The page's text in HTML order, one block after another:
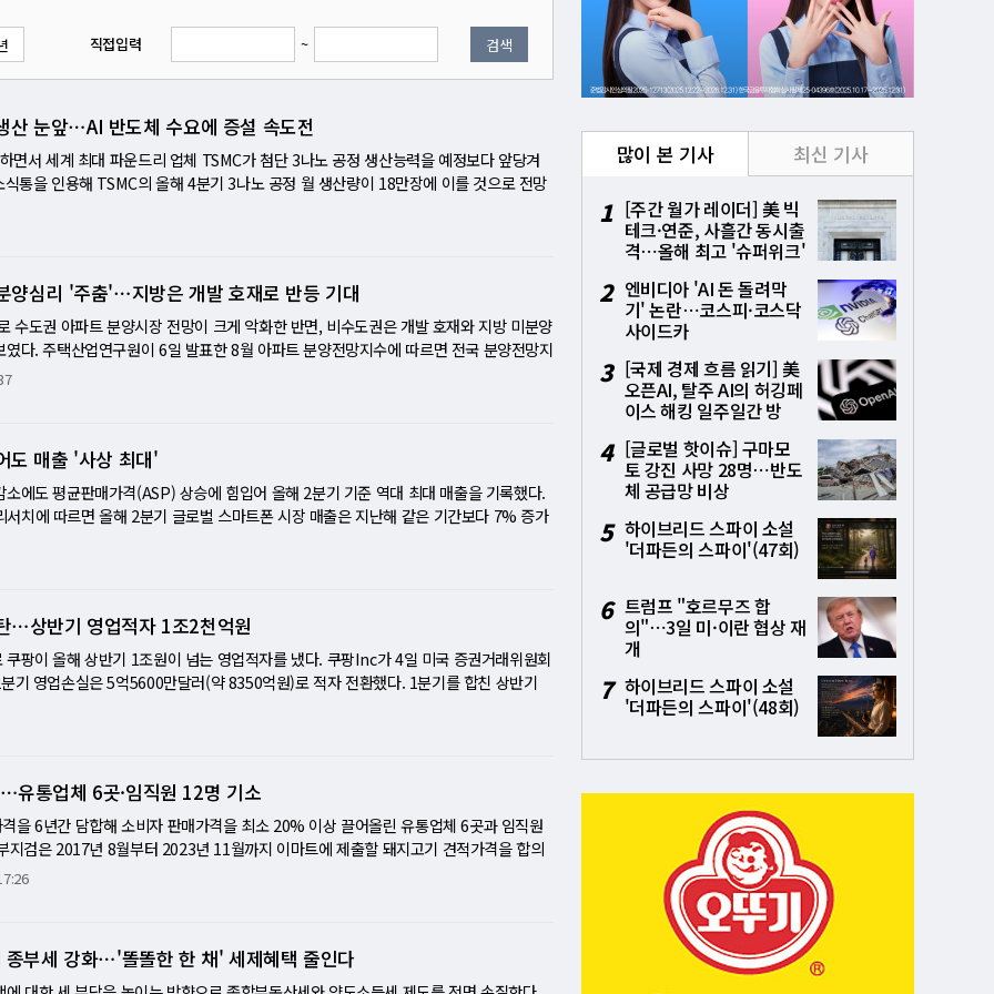
직접입력 ~ 검색
산 눈앞⋯AI 반도체 수요에 증설 속도전
면서 세계 최대 파운드리 업체 TSMC가 첨단 3나노 공정 생산능력을 예정보다 앞당겨
통을 인용해 TSMC의 올해 4분기 3나노 공정 월 생산량이 18만장에 이를 것으로 전망
나노로 전환한 데 따른 것으로, 당초 예상보다 2∼3개월 빠른 증산이 이뤄질 것으로 분
산량이 40만장을 넘어설 것으로 관측된다. TSMC는 AI 칩 수요가 데이터센터를 넘어 스
행차까지 확산되면서 2029~2030년 수주 물량도 이미 확보했다고 밝혔다. [미니해설] AI
나노 증설로 '초격차' 가속 세계 최대 파운드리 기업 TSMC가 인공지능(AI) 반도체 수
생산능력 확대에 속도를 내고 있다. 3나노 공정은 물론 차세대 2나노 공정까지 공격적
공급망의 주도권을 더욱 강화하는 모습이다. 시장에서는 이번 생산능력 확대가 단순
배경은 명확하다. 엔비디아와 AMD, 브로드컴 등 AI 반도체 기업들의 주문이 예상보다
피해졌기 때문이다. TSMC는 이에 대응하기 위해 일부 5나노 생산라인을 3나노 공정
단 공정 증설은 신규 공장 건설에 수년이 걸리지만 기존 장비를 활용한 생산라인 전환을
. 시장에서는 AI 서버용 GPU와 AI 가속기 공급 부족 현상이 당분간 이어질 가능성이 높
…첨단 공정 경쟁 심화 TSMC의 전략은 3나노에 그치지 않는다. 2나노 공정 역시 올
국 애리조나 공장과 일본 구마모토 공장까지 본격 가동되면 공급 능력은 더욱 확대된다.
반기, 애리조나 공장은 내년 하반기, 일본 공장은 2028년 양산을 목표로 하고 있다. TSM
히며 지정학적 리스크 분산과 고객 대응력을 동시에 강화하고 있다. AI 수요, 데이터센
번 증설을 가능하게 하는 핵심 동력은 AI 시장의 폭발적인 성장이다. 초기에는 데이터센
근에는 스마트폰과 자동차, 휴머노이드 로봇까지 AI 칩 적용 범위가 빠르게 확대되고
분기 빠르게 테이프아웃에 성공한 것으로 알려졌다. 향후 AI6.5 칩은 미국 애리조나 공
제…AI 시대 파운드리 경쟁 본격화 TSMC는 지난 2분기 실적 발표에서도 AI 칩 수요가
밝힐 정도로 강한 자신감을 나타냈다. 이를 반영해 올해 자본지출 계획도 기존 500억
폭 상향했다. 이는 첨단 공정 생산능력을 더욱 확대하겠다는 의지를 보여준다. 반면 삼
는 만큼 첨단 공정 경쟁력과 안정적인 수율 확보가 파운드리 시장의 승부를 좌우할 핵
이클이 장기화하는 가운데 TSMC의 공격적인 증설은 단순한 생산 확대를 넘어 글로벌
양심리 '주춤'⋯지방은 개발 호재로 반등 기대
수도권 아파트 분양시장 전망이 크게 악화한 반면, 비수도권은 개발 호재와 지방 미분양
다. 주택산업연구원이 6일 발표한 8월 아파트 분양전망지수에 따르면 전국 분양전망지
를 기록했다. 수도권은 102.5에서 88.5로 14.0포인트 하락한 반면, 비수도권은 84.4에
규제 강화에 따른 풍선효과 기대가 반영됐다고 분석했다. 다만 전국 분양전망지수는 여
반의 회복을 낙관하기는 이르다고 평가했다. [미니해설] 수도권은 식고 지방은 살아났
내 아파트 분양시장 전망이 지역별로 뚜렷하게 엇갈리고 있다. 수도권은 금리 인상과
격탄을 맞으며 기대심리가 크게 위축된 반면, 지방은 개발 호재와 미분양 대책 기대감이
. 주택산업연구원이 발표한 8월 아파트 분양전망지수는 전국 기준 93.2로 전월보다 5.6
102.5에서 88.5로 14포인트 급락했다. 서울은 114.3에서 97.3으로 17포인트 떨어졌
93.1에서 80.6으로 하락했다. 불과 한 달 전까지만 해도 수도권은 전국에서 가장 높은
르게 반전됐다. 가장 큰 원인은 금융환경 변화다. 한국은행의 기준금리 인상과 추가 긴
비용이 높아졌고, 수도권 일부 지역의 규제지역 확대에 따른 주택담보대출비율(LTV) 강
위축시키고 있다. 여기에 정부의 세제 개편안 발표로 부동산 보유세와 양도세 부담에
권 분양전망지수는 84.4에서 94.2로 상승했다. 지역별로는 제주가 68.8에서 100.0으로
는 111.1, 경북은 106.7까지 올라 기준선을 넘어섰다. 경남 역시 100.0을 기록하며 긍
순한 심리 회복이라기보다 지역별 개발사업에 대한 기대가 반영된 결과로 풀이된다. 영
센터 투자 확대, 일부 지역의 신규 아파트 공급 부족에 따른 전세난, 수도권 규제 강화
으로 작용했다. 정부가 추진하는 지방 미분양 해소 대책 역시 사업자들의 기대를 높인
격을 비롯한 건설 원가 상승이 지속되면서 분양가 인상 압력이 커지고 있기 때문이다.
도 매출 '사상 최대'
에도 평균판매가격(ASP) 상승에 힘입어 올해 2분기 기준 역대 최대 매출을 기록했다.
치에 따르면 올해 2분기 글로벌 스마트폰 시장 매출은 지난해 같은 기간보다 7% 증가
은 줄었지만 평균판매가격은 17% 오른 400달러로 2분기 기준 사상 최고치를 나타냈
9% 증가했으며 북미와 중동·아프리카 시장에서도 성장세를 이어갔다. 반면 샤오미는
감소했고, 오포와 비보도 평균판매가격 상승에도 출하량 감소 영향으로 매출이 각각
서치는 메모리 가격 상승과 공급 부족이 이어지면서 하반기에도 프리미엄 중심의 판매
될 것으로 전망했다. [미니해설] 출하량은 줄었는데 매출은 사상 최대…스마트폰 시장
장이 새로운 국면에 들어섰다. 과거에는 출하량이 늘어야 매출도 증가하는 것이 일반적
. 반면 출하량은 감소했다. 매출 증가를 이끈 것은 평균판매가격(ASP)이다. 평균판매
상승하며 2분기 기준 역대 최고치를 기록했다. 메모리 가격 급등에 제조사 가격 인
격 상승의 가장 큰 배경은 메모리 반도체 가격 급등이다. D램과 낸드플래시 가격이 올
폰 제조사들의 원가 부담도 커졌다. 업체들은 이를 흡수하기보다 제품 가격을 인상하거
방식으로 대응했다. 여기에 인공지능(AI) 기능이 스마트폰의 핵심 경쟁력으로 자리 잡
히려 확대되는 결과가 나타난 것이다. 애플, 가격 유지 전략으로 최대 수혜 가장 큰 수혜
점유율 49%를 기록하며 사실상 시장 절반을 차지했다. 매출은 전년보다 22% 증가했
⋯상반기 영업적자 1조2천억원
팡이 올해 상반기 1조원이 넘는 영업적자를 냈다. 쿠팡Inc가 4일 미국 증권거래위원회
기 영업손실은 5억5600만달러(약 8350억원)로 적자 전환했다. 1분기를 합친 상반기
1895억원)에 달했다. 2분기 적자는 월가 전망치를 약 20% 웃돌며 뉴욕증시 상장 이후
으로 기대했다. [미니해설] '계획된 적자' 아닌 사고 비용…쿠팡 수익성에 켜진 경고등
실적으로 치르고 있다. 올해 상반기 영업손실은 약 1조1895억원으로 불어났고, 2분기
기 적자를 기록했다. 과거 물류망 확충과 신규사업 투자를 위해 감수했던 '계획된 적
상, 세금, 화재 등 사고와 규제 비용이 겹친 결과라는 점에서 무게가 다르다. 쿠팡Inc의
약 8350억원이었다. 지난해 같은 기간에는 1억4900만달러의 영업이익을 냈지만 1년
면서 영업 실적이 급격히 악화한 것이다. 과징금 끝나자 세금·화재 손실 대기 문제는 2분
쿠팡은 국세청 세무조사 결과 법인세와 부가가치세 등 약 2억800만달러, 약 3천억원의
유통업체 6곳·임직원 12명 기소
을 6년간 담합해 소비자 판매가격을 최소 20% 이상 끌어올린 유통업체 6곳과 임직원
지검은 2017년 8월부터 2023년 11월까지 이마트에 제출할 돼지고기 견적가격을 합의
들을 공정거래법 위반 혐의로 기소했다고 4일 밝혔다. 이마트가 해당 업체들로부터 사
돼지고기 도매가격이 올랐는데도 대형마트 삼겹살 판매가는 25.5% 하락했다며, 이전
20% 이상 높아졌다고 판단했다. [미니해설] 매주 가격 맞추고 소액 차이로 위장…돼지
종부세 강화⋯'똘똘한 한 채' 세제혜택 줄인다
많이 본 기사 최신 기사
1 [주간 월가 레이더] 美 빅
테크·연준, 사흘간 동시출
격⋯올해 최고 '슈퍼위크'
2 엔비디아 'AI 돈 돌려막
기' 논란⋯코스피·코스닥
사이드카
3 [국제 경제 흐름 읽기] 美
오픈AI, 탈주 AI의 허깅페
이스 해킹 일주일간 방
4 [글로벌 핫이슈] 구마모
토 강진 사망 28명⋯반도
체 공급망 비상
5 하이브리드 스파이 소설
'더파든의 스파이'(47회)
6 트럼프 "호르무즈 합
의"⋯3일 미·이란 협상 재
개
7 하이브리드 스파이 소설
'더파든의 스파이'(48회)